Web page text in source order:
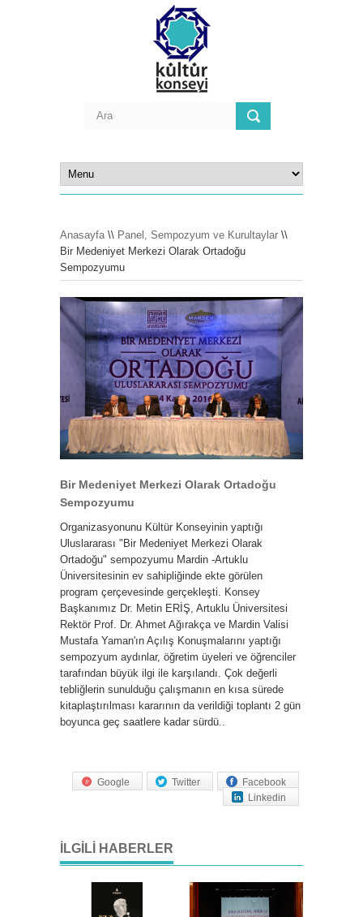
Anasayfa\\ Panel, Sempozyum ve Kurultaylar \\
Bir Medeniyet Merkezi Olarak Ortadoğu
Sempozyumu
Bir Medeniyet Merkezi Olarak Ortadoğu
Sempozyumu
Organizasyonunu Kültür Konseyinin yaptığı
Uluslararası "Bir Medeniyet Merkezi Olarak
Ortadoğu" sempozyumu Mardin -Artuklu
Üniversitesinin ev sahipliğinde ekte görülen
program çerçevesinde gerçekleşti. Konsey
Başkanımız Dr. Metin ERİŞ, Artuklu Üniversitesi
Rektör Prof. Dr. Ahmet Ağırakça ve Mardin Valisi
Mustafa Yaman'ın Açılış Konuşmalarını yaptığı
sempozyum aydınlar, öğretim üyeleri ve öğrenciler
tarafından büyük ilgi ile karşılandı. Çok değerli
tebliğlerin sunulduğu çalışmanın en kısa sürede
kitaplaştırılması kararının da verildiği toplantı 2 gün
boyunca geç saatlere kadar sürdü..
Facebook
Twitter
Google
Linkedin
İLGILI HABERLER